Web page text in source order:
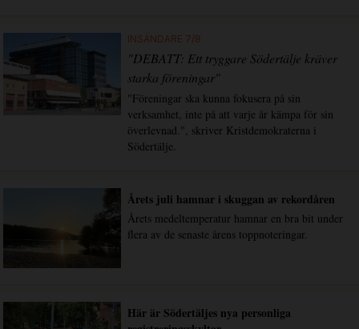
INSÄNDARE 7/8
"DEBATT: Ett tryggare Södertälje kräver
starka föreningar"
"Föreningar ska kunna fokusera på sin
verksamhet, inte på att varje år kämpa för sin
överlevnad.", skriver Kristdemokraterna i
Södertälje.
Årets juli hamnar i skuggan av rekordåren
Årets medeltemperatur hamnar en bra bit under
flera av de senaste årens toppnoteringar.
Här är Södertäljes nya personliga